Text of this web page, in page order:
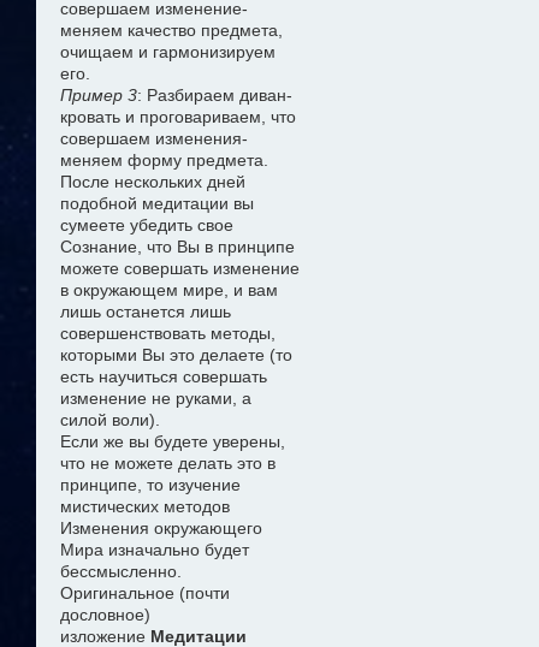
совершаем изменение-
меняем качество предмета,
очищаем и гармонизируем
его.
Пример 3: Разбираем диван-
кровать и проговариваем, что
совершаем изменения-
меняем форму предмета.
После нескольких дней
подобной медитации вы
сумеете убедить свое
Сознание, что Вы в принципе
можете совершать изменение
в окружающем мире, и вам
лишь останется лишь
совершенствовать методы,
которыми Вы это делаете (то
есть научиться совершать
изменение не руками, а
силой воли).
Если же вы будете уверены,
что не можете делать это в
принципе, то изучение
мистических методов
Изменения окружающего
Мира изначально будет
бессмысленно.
Оригинальное (почти
дословное)
изложение Медитации